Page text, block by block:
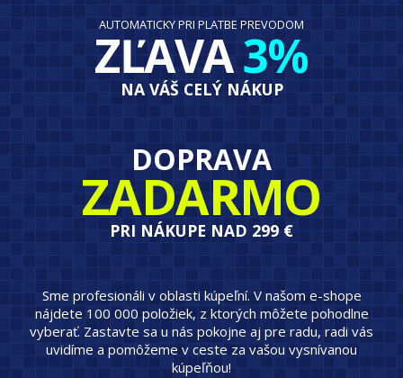
AUTOMATICKY PRI PLATBE PREVODOM
ZĽAVA3%
NA VÁŠ CELÝ NÁKUP
DOPRAVA
ZADARMO
PRI NÁKUPE NAD 299 €
Sme profesionáli v oblasti kúpeľní. V našom e-shope
nájdete 100 000 položiek, z ktorých môžete pohodlne
vyberať. Zastavte sa u nás pokojne aj pre radu, radi vás
uvidíme a pomôžeme v ceste za vašou vysnívanou
kúpeľňou!